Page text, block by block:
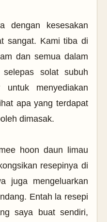
dengan kesesakan
sangat. Kami tiba di
dan semua dalam
solat subuh
menyediakan
apa yang terdapat
dimasak.
hoon daun limau
resepinya di
juga mengeluarkan
Entah la resepi
saya buat sendiri,